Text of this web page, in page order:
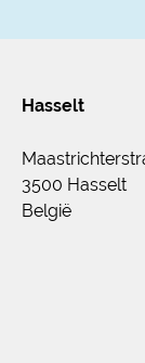
Hasselt
3500 Hasselt
België